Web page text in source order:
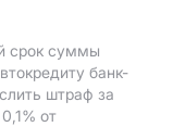
срок суммы
банк-
штраф за
от